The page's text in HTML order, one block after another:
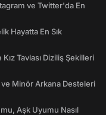
ve Twitter'da En
Hayatta En Sık
Kız Tavlası Diziliş Şekilleri
ve Minör Arkana Desteleri
Aşk Uyumu Nasıl